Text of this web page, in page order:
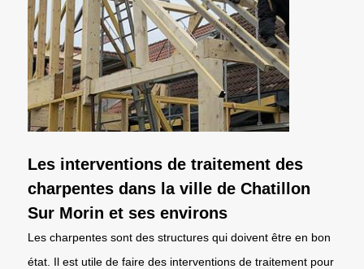
Les interventions de traitement des
charpentes dans la ville de Chatillon
Sur Morin et ses environs
Les charpentes sont des structures qui doivent être en bon
état. Il est utile de faire des interventions de traitement pour